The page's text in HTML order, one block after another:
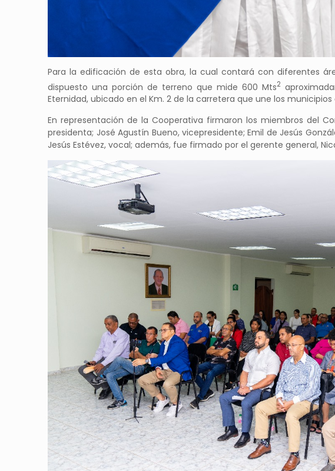
Para la edificación de esta obra, la cual contará con diferentes
dispuesto una porción de terreno que mide 600 Mts2
Eternidad, ubicado en el Km. 2 de la carretera que une los
En representación de la Cooperativa firmaron los miembros del
presidenta; José Agustín Bueno, vicepresidente; Emil de Jesús
Jesús Estévez, vocal; además, fue firmado por el gerente general,